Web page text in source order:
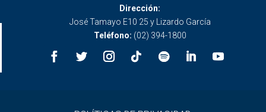
Dirección:
José Tamayo E10 25 y Lizardo García
Teléfono: (02) 394-1800